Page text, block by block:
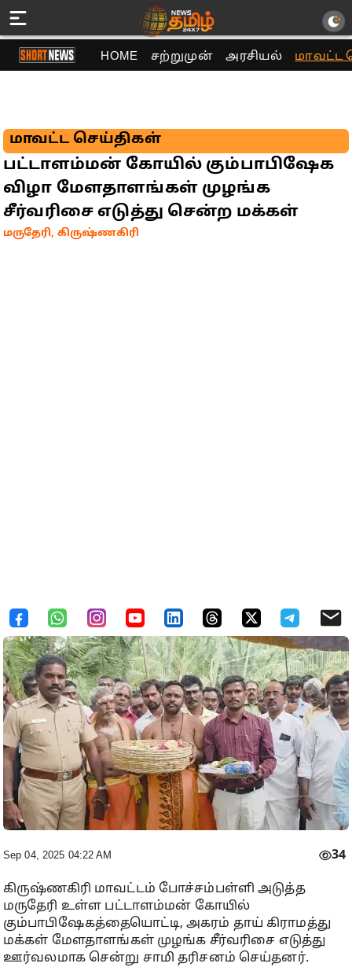
HOME சற்றுமுன் அரசியல் மாவட்ட
மாவட்ட செய்திகள்
பட்டாளம்மன் கோயில் கும்பாபிஷேக
விழா மேளதாளங்கள் முழங்க
சீர்வரிசை எடுத்து சென்ற மக்கள்
மருதேரி, கிருஷ்ணகிரி
Sep 04, 2025 04:22 AM 34
கிருஷ்ணகிரி மாவட்டம் போச்சம்பள்ளி அடுத்த
மருதேரி உள்ள பட்டாளம்மன் கோயில்
கும்பாபிஷேகத்தையொட்டி, அகரம் தாய் கிராமத்து
மக்கள் மேளதாளங்கள் முழங்க சீர்வரிசை எடுத்து
ஊர்வலமாக சென்று சாமி தரிசனம் செய்தனர்.